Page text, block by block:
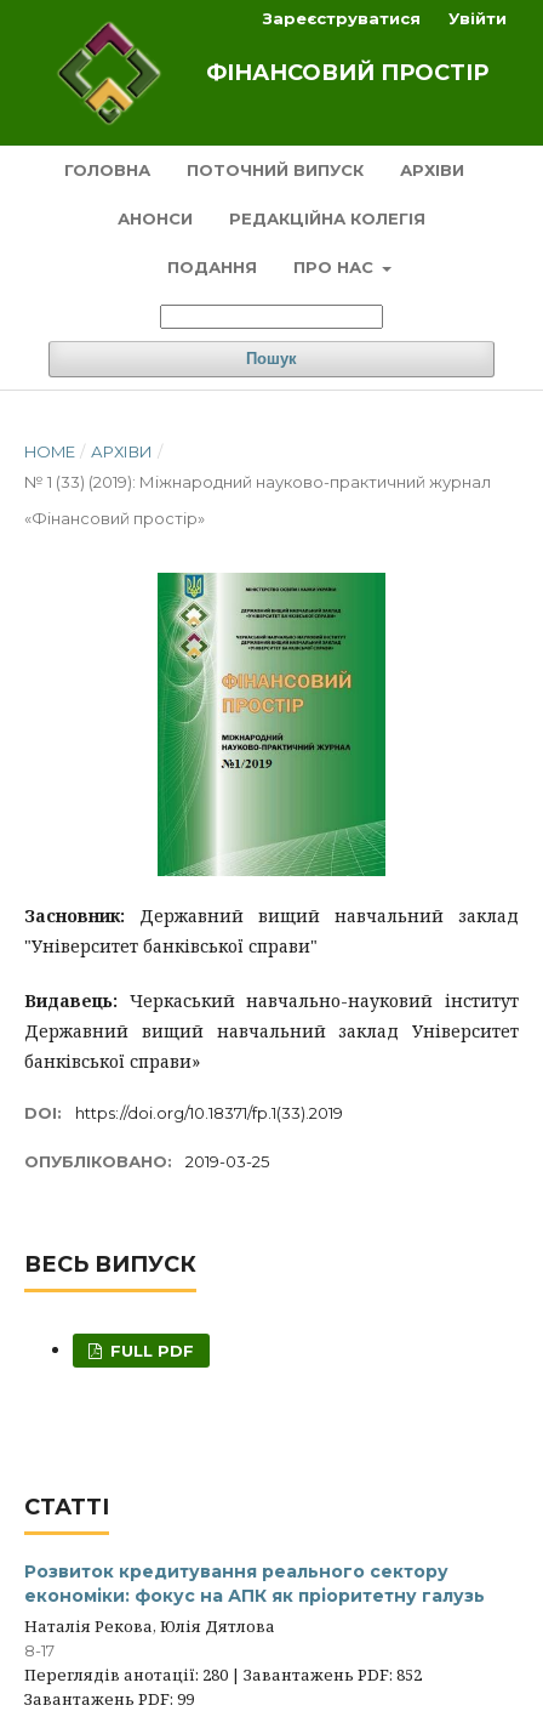
ФІНАНСОВИЙ ПРОСТІР
ГОЛОВНА ПОТОЧНИЙ ВИПУСК АРХІВИ
АНОНСИ РЕДАКЦІЙНА КОЛЕГІЯ
ПОДАННЯ ПРО НАС
Пошук
Зареєструватися Увійти
HOME / АРХІВИ /
№ 1 (33) (2019): Міжнародний науково-практичний журнал
«Фінансовий простір»
Засновник: Державний вищий навчальний заклад
"Університет банківської справи"
Видавець: Черкаський навчально-науковий інститут
Державний вищий навчальний заклад Університет
банківської справи»
DOI: https://doi.org/10.18371/fp.1(33).2019
ОПУБЛІКОВАНО: 2019-03-25
ВЕСЬ ВИПУСК
FULL PDF
СТАТТІ
Розвиток кредитування реального сектору
економіки: фокус на АПК як пріоритетну галузь
Наталія Рекова, Юлія Дятлова
8-17
Переглядів анотації: 280 | Завантажень PDF: 852
Завантажень PDF: 99